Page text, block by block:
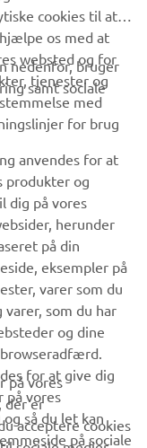
tilbud, særlige
cookies til at
os med at
websted og for
tjenester og
med
for brug
nedenfor, bruger
samt sociale
anvendes for at
produkter og
dig på vores
herunder
på din
eksempler på
varer som du
som du har
og dine
for at give dig
på vores
så du let kan
på sociale
på vores
der er
acceptere cookies